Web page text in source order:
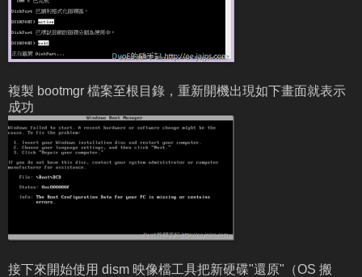
複製 bootmgr 檔案至根目錄，重新開機出現如下畫面就表示
成功
接下來開始使用 dism 映像檔工具把新硬碟"還原"（OS 搬